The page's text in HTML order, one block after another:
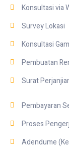
Konsultasi via
Survey Lokasi
Konsultasi
Pembuatan
Surat
Pembayaran
Proses
Adendume